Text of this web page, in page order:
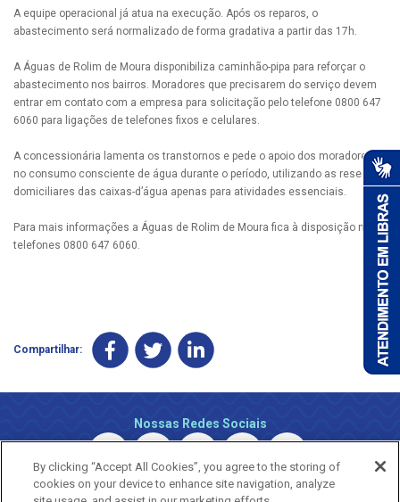
A equipe operacional já atua na execução. Após os reparos, o
abastecimento será normalizado de forma gradativa a partir das 17h.
A Águas de Rolim de Moura disponibiliza caminhão-pipa para reforçar o
abastecimento nos bairros. Moradores que precisarem do serviço devem
entrar em contato com a empresa para solicitação pelo telefone 0800 647
6060 para ligações de telefones fixos e celulares.
A concessionária lamenta os transtornos e pede o apoio dos moradores
no consumo consciente de água durante o período, utilizando as reservas
domiciliares das caixas-d’água apenas para atividades essenciais.
Para mais informações a Águas de Rolim de Moura fica à disposição nos
telefones 0800 647 6060.
Compartilhar:
Nossas Redes Sociais
By clicking “Accept All Cookies”, you agree to the storing of
cookies on your device to enhance site navigation, analyze